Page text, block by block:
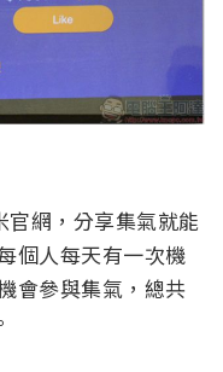
官網，分享集氣就能
個人每天有一次機
會參與集氣，總共